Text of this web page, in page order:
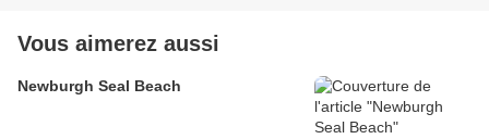
Vous aimerez aussi
Newburgh Seal Beach